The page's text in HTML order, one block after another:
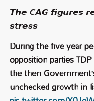
𝙏𝙝𝙚 𝘾𝘼𝙂 𝙛𝙞𝙜𝙪𝙧𝙚𝙨
𝙨𝙩𝙧𝙚𝙨𝙨
During the five year
opposition parties
the then
unchecked growth in